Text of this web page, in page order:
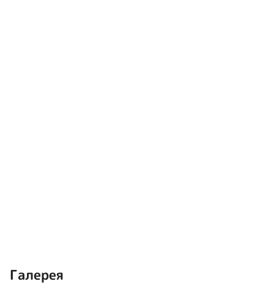
Галерея